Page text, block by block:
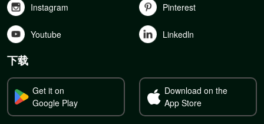
Instagram Pinterest
Youtube Linkedln
下载
Get it on
Google Play
Download on the
App Store